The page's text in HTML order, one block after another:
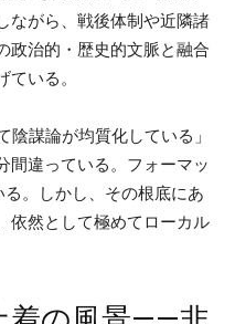
ながら、戦後体制や近隣諸
政治的・歴史的文脈と融合
いる。
陰謀論が均質化している」
間違っている。フォーマッ
。しかし、その根底にあ
依然として極めてローカル